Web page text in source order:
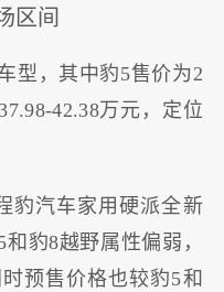
区间
型，其中豹5售价为2
42.38万元，定位
豹汽车家用硬派全新
豹8越野属性偏弱，
预售价格也较豹5和